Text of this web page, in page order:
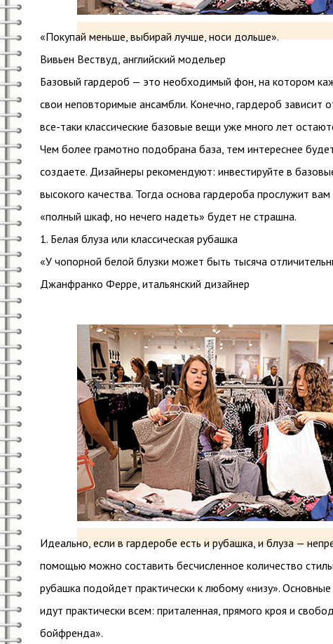
«Покупай меньше, выбирай лучше, носи дольше».
Вивьен Вествуд, английский модельер
Базовый гардероб — это необходимый фон, на котором
свои неповторимые ансамбли. Конечно, гардероб зависит
все-таки классические базовые вещи уже много лет
Чем более грамотно подобрана база, тем интереснее
создаете. Дизайнеры рекомендуют: инвестируйте в
высокого качества. Тогда основа гардероба прослужит
«полный шкаф, но нечего надеть» будет не страшна.
1. Белая блуза или классическая рубашка
«У чопорной белой блузки может быть тысяча
Джанфранко Ферре, итальянский дизайнер
Идеально, если в гардеробе есть и рубашка, и блуза —
помощью можно составить бесчисленное количество
рубашка подойдет практически к любому «низу».
идут практически всем: приталенная, прямого кроя и
бойфренда».